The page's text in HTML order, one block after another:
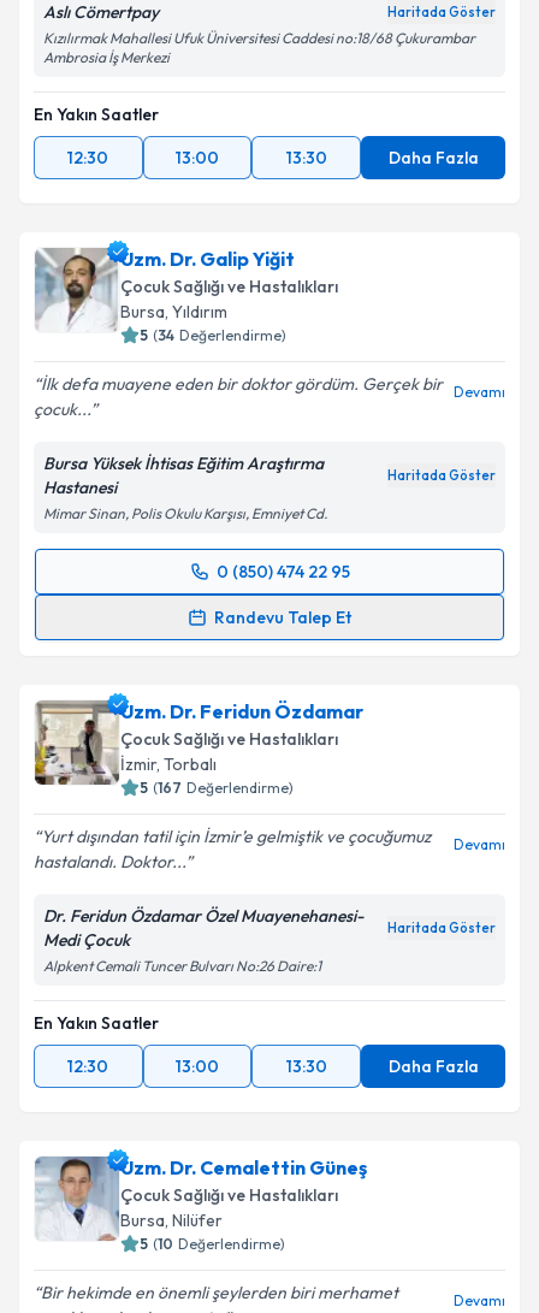
Aslı Cömertpay Haritada Göster
Kızılırmak Mahallesi Ufuk Üniversitesi Caddesi no:18/68 Çukurambar
Ambrosia İş Merkezi
En Yakın Saatler
12:30
13:00 13:30 Daha Fazla
Uzm. Dr. Galip Yiğit
Çocuk Sağlığı ve Hastalıkları
Bursa, Yıldırım
5 (34 Değerlendirme)
İlk defa muayene eden bir doktor gördüm. Gerçek bir
çocuk...
Devamı
Bursa Yüksek İhtisas Eğitim Araştırma
Hastanesi
Haritada Göster
Mimar Sinan, Polis Okulu Karşısı, Emniyet Cd.
0 (850) 474 22 95
Randevu Talep Et
Randevu Takvimi Talebi
takvim hazırlandığında e-posta ile bilgilendireceğiz.
E-posta Adresiniz
Metni
'ni okudum ve kişisel verilerimin belirtilen
kapsamda işlenmesini kabul ediyorum.
Takvim Talebini Gönder
Uzm. Dr. Feridun Özdamar
Çocuk Sağlığı ve Hastalıkları
İzmir, Torbalı
5 (167 Değerlendirme)
Yurt dışından tatil için İzmir’e gelmiştik ve çocuğumuz
hastalandı. Doktor...
Devamı
Dr. Feridun Özdamar Özel Muayenehanesi-
Medi Çocuk
Haritada Göster
Alpkent Cemali Tuncer Bulvarı No:26 Daire:1
En Yakın Saatler
12:30
13:00 13:30 Daha Fazla
Uzm. Dr. Cemalettin Güneş
Çocuk Sağlığı ve Hastalıkları
Bursa, Nilüfer
5 (10 Değerlendirme)
Bir hekimde en önemli şeylerden biri merhamet
Devamı